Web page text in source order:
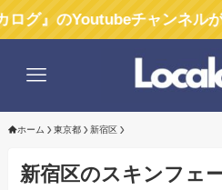
チャンネルができまし
ホーム 東京都 新宿区
新宿区のスキンフェ